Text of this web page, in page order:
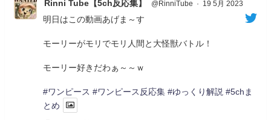
Rinni Tube【5ch反応集】 @RinniTube · 19 5月 2023
明日はこの動画あげま～す
モーリーがモリでモリ人間と大怪獣バトル！
モーリー好きだわぁ～～ｗ
#ワンピース #ワンピース反応集 #ゆっくり解説 #5chま
とめ